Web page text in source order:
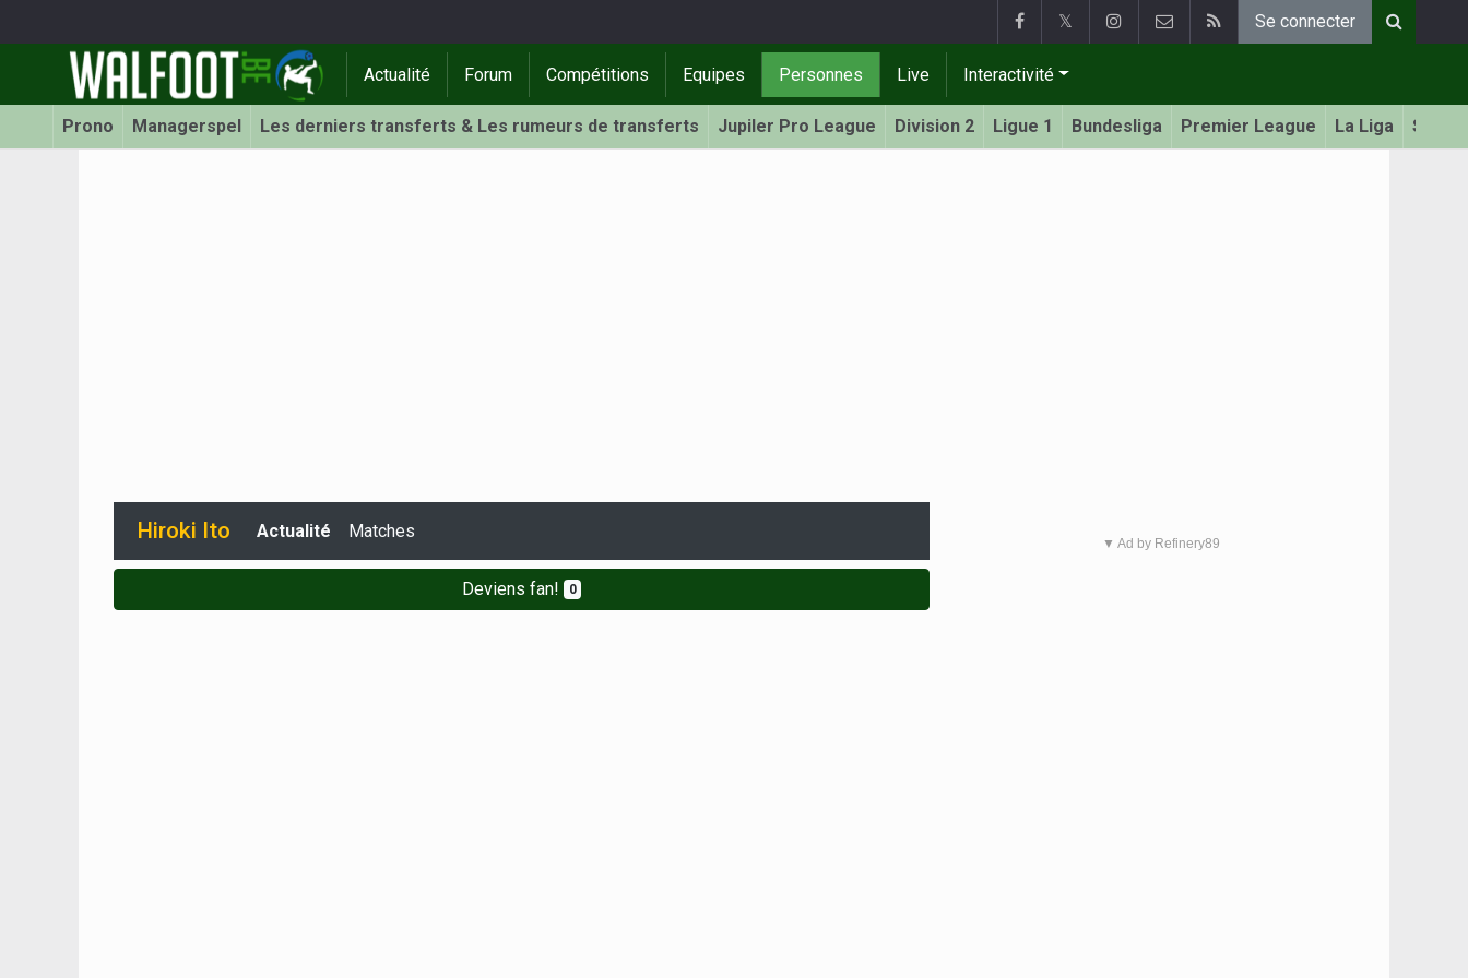
𝕏 Se connecter
Actualité Forum Compétitions Equipes Personnes Live Interactivité
Prono Managerspel Les derniers transferts & Les rumeurs de transferts Jupiler Pro League Division 2 Ligue 1 Bundesliga Premier League La Liga Serie
Hiroki Ito Actualité Matches
Deviens fan! 0
▼ Ad by Refinery89